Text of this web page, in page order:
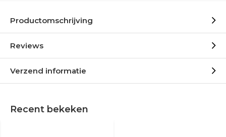
Productomschrijving
Reviews
Verzend informatie
Recent bekeken